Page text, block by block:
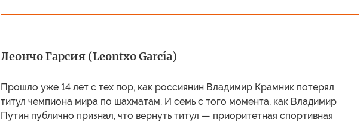
Леончо Гарсия (Leontxo García)
Прошло уже 14 лет с тех пор, как россиянин Владимир Крамник потерял
титул чемпиона мира по шахматам. И семь с того момента, как Владимир
Путин публично признал, что вернуть титул — приоритетная спортивная